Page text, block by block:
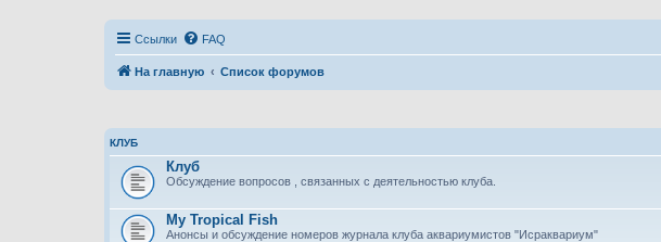
Ссылки FAQ
На главную Список форумов
КЛУБ
Клуб
Обсуждение вопросов , связанных с деятельностью клуба.
My Tropical Fish
Анонсы и обсуждение номеров журнала клуба аквариумистов "Исраквариум"